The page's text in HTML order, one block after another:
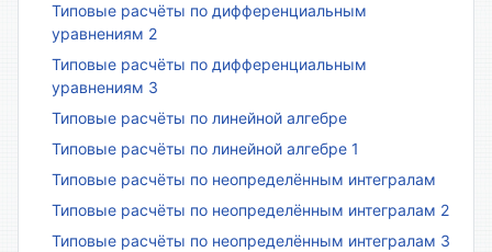
Типовые расчёты по дифференциальным
уравнениям 2
Типовые расчёты по дифференциальным
уравнениям 3
Типовые расчёты по линейной алгебре
Типовые расчёты по линейной алгебре 1
Типовые расчёты по неопределённым интегралам
Типовые расчёты по неопределённым интегралам 2
Типовые расчёты по неопределённым интегралам 3